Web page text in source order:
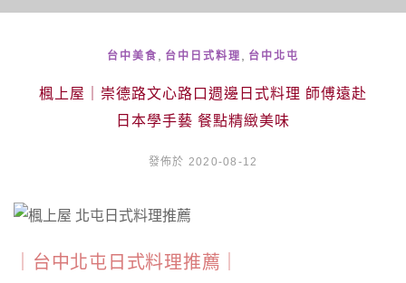
台中美食 台中日式料理 台中北屯
楓上屋｜崇德路文心路口週邊日式料理 師傅遠赴
日本學手藝 餐點精緻美味
發佈於 2020-08-12
｜台中北屯日式料理推薦｜